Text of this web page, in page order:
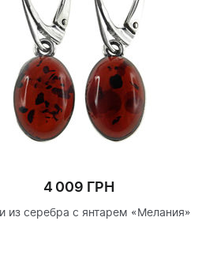
4 009 ГРН
из серебра с янтарем «Мелания»